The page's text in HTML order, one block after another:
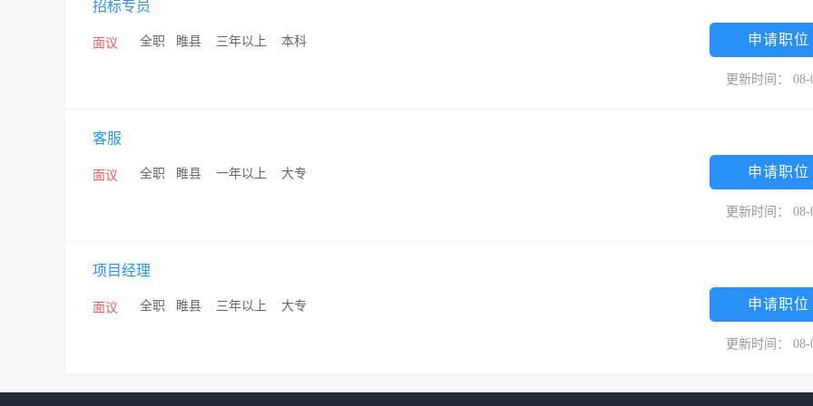
招标专员
面议 全职 睢县 三年以上 本科 申请职位
更新时间： 08-
客服
面议 全职 睢县 一年以上 大专 申请职位
更新时间： 08-
项目经理
面议 全职 睢县 三年以上 大专 申请职位
更新时间： 08-